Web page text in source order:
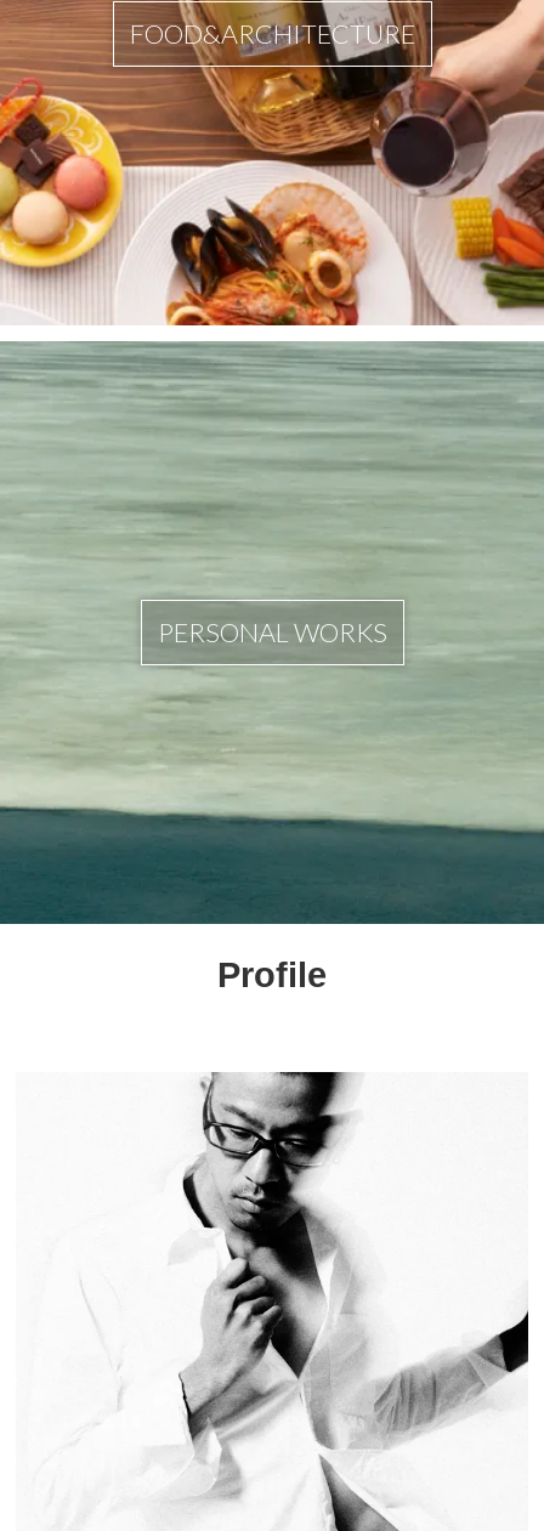
FOOD&ARCHITECTURE
PERSONAL WORKS
Profile